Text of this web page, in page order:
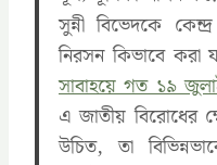
সুন্নী বিভেদকে
নিরসন কিভাবে করা
সাবাহয়ে গত ১৯
এ জাতীয় বিরোধের
উচিত, তা